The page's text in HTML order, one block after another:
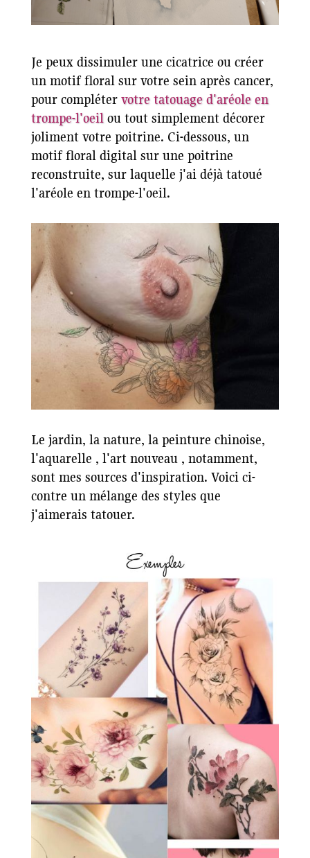
Je peux dissimuler une cicatrice ou créer
un motif floral sur votre sein après cancer,
pour compléter votre tatouage d'aréole en
trompe-l'oeilou tout simplement décorer
joliment votre poitrine. Ci-dessous, un
motif floral digital sur une poitrine
reconstruite, sur laquelle j'ai déjà tatoué
l'aréole en trompe-l'oeil.
Le jardin, la nature, la peinture chinoise,
l'aquarelle , l'art nouveau , notamment,
sont mes sources d'inspiration. Voici ci-
contre un mélange des styles que
j'aimerais tatouer.